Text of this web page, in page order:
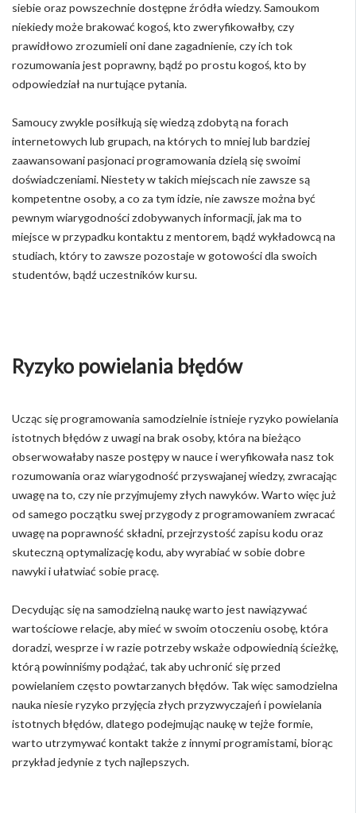
siebie oraz powszechnie dostępne źródła wiedzy. Samoukom
niekiedy może brakować kogoś, kto zweryfikowałby, czy
prawidłowo zrozumieli oni dane zagadnienie, czy ich tok
rozumowania jest poprawny, bądź po prostu kogoś, kto by
odpowiedział na nurtujące pytania.
Samoucy zwykle posiłkują się wiedzą zdobytą na forach
internetowych lub grupach, na których to mniej lub bardziej
zaawansowani pasjonaci programowania dzielą się swoimi
doświadczeniami. Niestety w takich miejscach nie zawsze są
kompetentne osoby, a co za tym idzie, nie zawsze można być
pewnym wiarygodności zdobywanych informacji, jak ma to
miejsce w przypadku kontaktu z mentorem, bądź wykładowcą na
studiach, który to zawsze pozostaje w gotowości dla swoich
studentów, bądź uczestników kursu.
Ryzyko powielania błędów
Ucząc się programowania samodzielnie istnieje ryzyko powielania
istotnych błędów z uwagi na brak osoby, która na bieżąco
obserwowałaby nasze postępy w nauce i weryfikowała nasz tok
rozumowania oraz wiarygodność przyswajanej wiedzy, zwracając
uwagę na to, czy nie przyjmujemy złych nawyków. Warto więc już
od samego początku swej przygody z programowaniem zwracać
uwagę na poprawność składni, przejrzystość zapisu kodu oraz
skuteczną optymalizację kodu, aby wyrabiać w sobie dobre
nawyki i ułatwiać sobie pracę.
Decydując się na samodzielną naukę warto jest nawiązywać
wartościowe relacje, aby mieć w swoim otoczeniu osobę, która
doradzi, wesprze i w razie potrzeby wskaże odpowiednią ścieżkę,
którą powinniśmy podążać, tak aby uchronić się przed
powielaniem często powtarzanych błędów. Tak więc samodzielna
nauka niesie ryzyko przyjęcia złych przyzwyczajeń i powielania
istotnych błędów, dlatego podejmując naukę w tejże formie,
warto utrzymywać kontakt także z innymi programistami, biorąc
przykład jedynie z tych najlepszych.